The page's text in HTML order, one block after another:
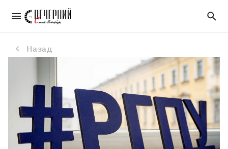
Специалисты Герценовского университета провели экспертизу двух новых российских нормативных словарей
Назад